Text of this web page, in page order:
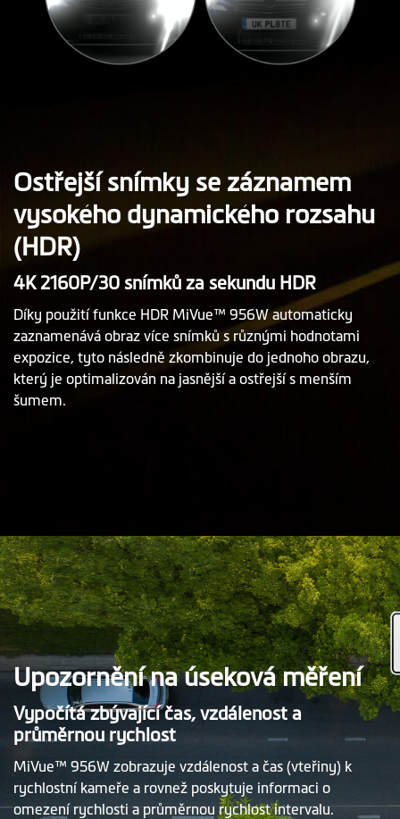
Ostřejší snímky se záznamem
vysokého dynamického rozsahu
(HDR)
4K 2160P/30 snímků za sekundu HDR
Díky použití funkce HDR MiVue™ 956W automaticky
zaznamenává obraz více snímků s různými hodnotami
expozice, tyto následně zkombinuje do jednoho obrazu,
který je optimalizován na jasnější a ostřejší s menším
šumem.
Upozornění na úseková měření
Vypočítá zbývající čas, vzdálenost a
průměrnou rychlost
MiVue™ 956W zobrazuje vzdálenost a čas (vteřiny) k
rychlostní kameře a rovnež poskytuje informaci o
omezení rychlosti a průměrnou rychlost intervalu.